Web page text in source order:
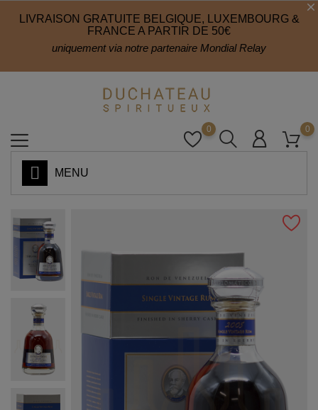
LIVRAISON GRATUITE BELGIQUE, LUXEMBOURG &
FRANCE A PARTIR DE 50€
uniquement via notre partenaire Mondial Relay
0
0
MENU